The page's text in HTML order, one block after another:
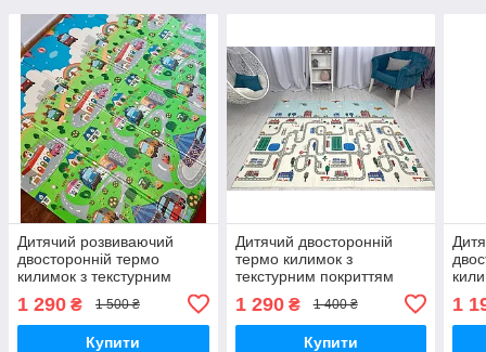
Дитячий розвиваючий
двосторонній термо
килимок з текстурним
товщиною 1см
1 290 ₴ 1 500 ₴
Купити
Дитячий двосторонній
термо килимок з
текстурним покриттям
1 290₴ 1 400 ₴
Купити
1